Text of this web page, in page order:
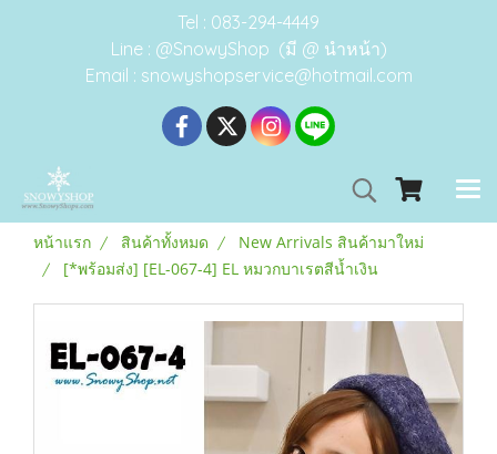
Tel : 083-294-4449
Line : @SnowyShop (มี @ นำหน้า)
Email : snowyshopservice@hotmail.com
หน้าแรก สินค้าทั้งหมด
New Arrivals สินค้ามาใหม่
[*พร้อมส่ง] [EL-067-4] EL หมวกบาเรตสีน้ำเงิน